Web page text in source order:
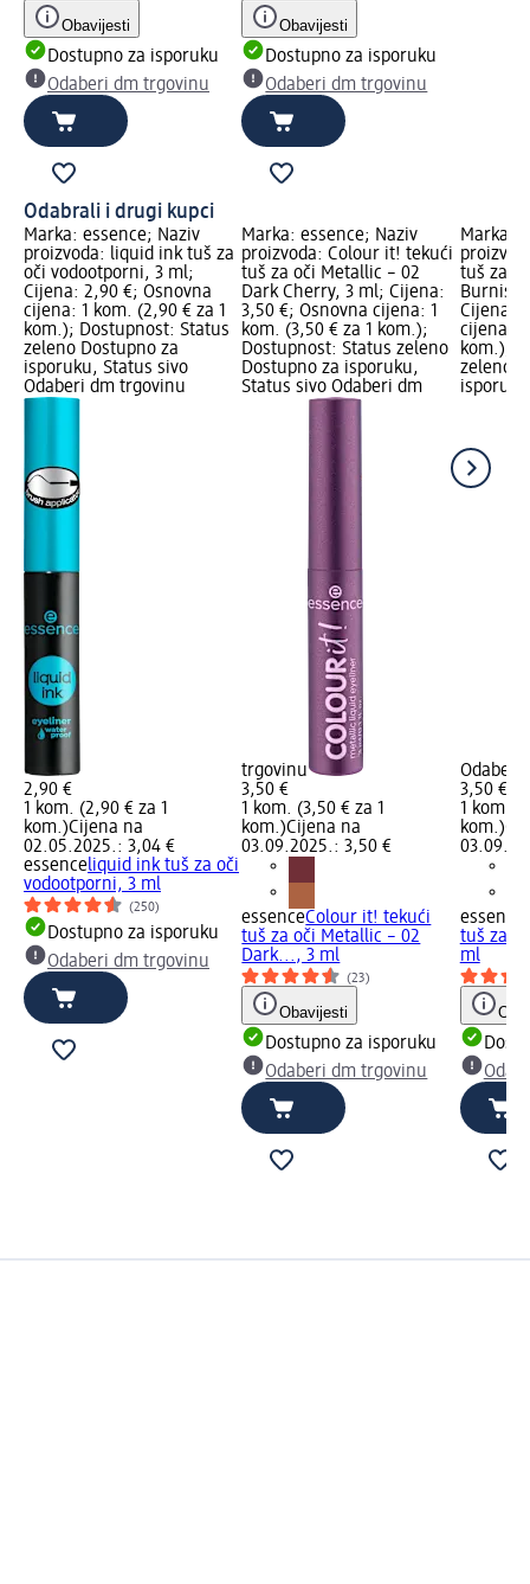
Obavijesti
Dostupno za isporuku
Odaberi dm trgovinu
Obavijesti
Dostupno za isporuku
Odaberi dm trgovinu
Odabrali i drugi kupci
Marka: essence; Naziv
proizvoda: liquid ink tuš za
oči vodootporni, 3 ml;
Cijena: 2,90 €; Osnovna
cijena: 1 kom. (2,90 € za 1
kom.); Dostupnost: Status
zeleno Dostupno za
isporuku, Status sivo
Odaberi dm trgovinu
2,90 €
1 kom. (2,90 € za 1
kom.)Cijena na
02.05.2025.: 3,04 €
essenceliquid ink tuš za oči
vodootporni, 3 ml
(250)
Dostupno za isporuku
Odaberi dm trgovinu
Marka: essence; Naziv
proizvoda: Colour it! tekući
tuš za oči Metallic – 02
Dark Cherry, 3 ml; Cijena:
3,50 €; Osnovna cijena: 1
kom. (3,50 € za 1 kom.);
Dostupnost: Status zeleno
Dostupno za isporuku,
Status sivo Odaberi dm
trgovinu
3,50 €
1 kom. (3,50 € za 1
kom.)Cijena na
03.09.2025.: 3,50 €
essenceColour it! tekući
tuš za oči Metallic – 02
Dark..., 3 ml
(23)
Obavijesti
Dostupno za isporuku
Odaberi dm trgovinu
Marka:
tuš za
Cijena:
cijena: 1
kom.);
zeleno
Odaberi
3,50 €
1 kom.
kom.)
essence
tuš za
ml